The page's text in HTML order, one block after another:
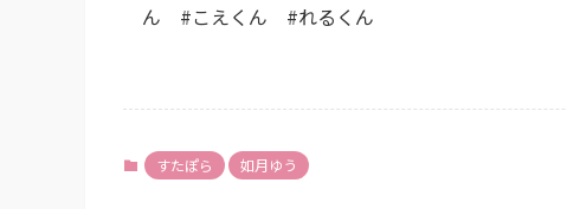
ん #こえくん #れるくん
すたぽら 如月ゆう